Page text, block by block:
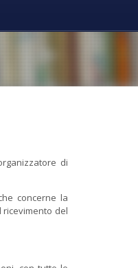
di
concerne la
ricevimento del